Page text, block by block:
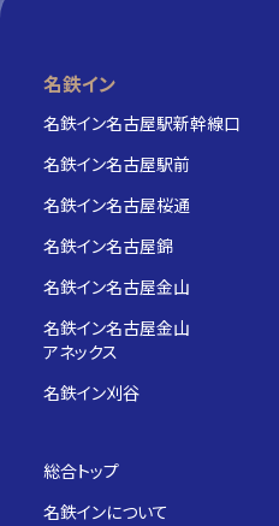
ホテル一覧
名鉄イン
名鉄イン名古屋駅新幹線口
名鉄イン名古屋駅前
名鉄イン名古屋桜通
名鉄イン名古屋錦
名鉄イン名古屋金山
名鉄イン名古屋金山
アネックス
名鉄イン刈谷
総合トップ
名鉄インについて